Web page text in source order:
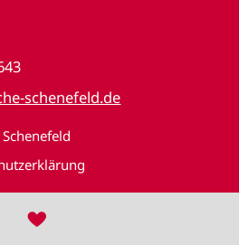
schenefeld.de
♥